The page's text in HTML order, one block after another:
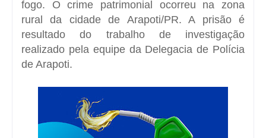
fogo. O crime patrimonial ocorreu na zona
rural da cidade de Arapoti/PR. A prisão é
resultado do trabalho de investigação
realizado pela equipe da Delegacia de Polícia
de Arapoti.